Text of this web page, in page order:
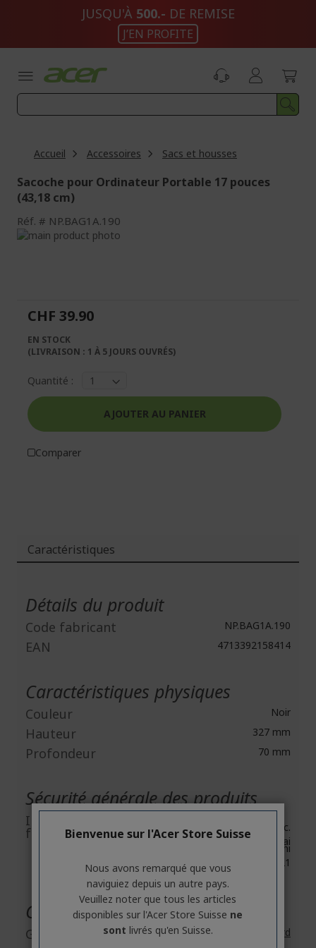
JUSQU'À 500.- DE REMISE
J’EN PROFITE
Accueil Accessoires Sacs et housses
Sacoche pour Ordinateur Portable 17 pouces
(43,18 cm)
Réf. NP.BAG1A.190
Passer
galerie
d’images
Galerie
d’images
CHF 39.90
EN STOCK
(LIVRAISON : 1 À 5 JOURS OUVRÉS)
Quantité :
AJOUTER AU PANIER
Comparer
Caractéristiques
Détails du produit
Code fabricant NP.BAG1A.190
EAN 4713392158414
Caractéristiques physiques
Couleur Noir
Hauteur 327 mm
Profondeur 70 mm
Sécurité générale des produits
Informations du
fabricant
Acer Inc.
8F, No. 88, Section 1, Xin Tai
5th Road, Xizhi
New Taipei City 221
Garantie
Garantie 2 ansGarantie standard
Bienvenue sur l'Acer Store Suisse
Nous avons remarqué que vous
naviguiez depuis un autre pays.
Veuillez noter que tous les articles
disponibles sur l'Acer Store Suisse ne
sont livrés qu'en Suisse.